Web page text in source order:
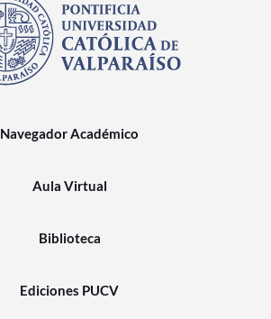
Navegador Académico
Aula Virtual
Biblioteca
Ediciones PUCV